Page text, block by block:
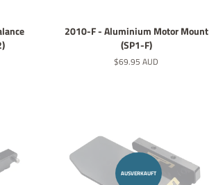
2010-F - Aluminium Motor Mount
(SP1-F)
Normaler
$69.95 AUD
AUSVERKAUFT